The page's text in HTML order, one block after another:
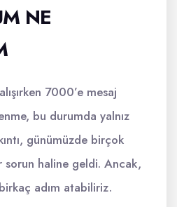
NE
7000’e mesaj
bu durumda yalnız
günümüzde birçok
sorun haline geldi. Ancak,
adım atabiliriz.